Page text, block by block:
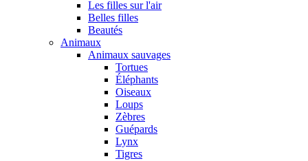
Les filles sur l'air
Belles filles
Beautés
Animaux
Animaux sauvages
Tortues
Éléphants
Oiseaux
Loups
Zèbres
Guépards
Lynx
Tigres